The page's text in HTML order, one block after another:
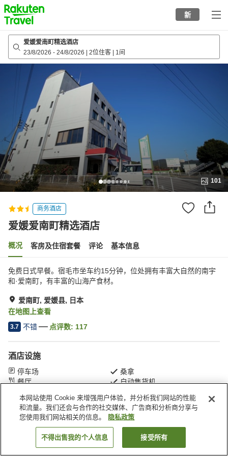
to
top
page
新
爱媛爱南町精选酒店
23/8/2026 - 24/8/2026 2位住客 1间
101
商务酒店
爱媛爱南町精选酒店
概况 客房及住宿套餐 评论 基本信息
免费日式早餐。宿毛市坐车约15分钟，位处拥有丰富大自然的南宇
和·爱南町，有丰富的山海产食材。
爱南町, 爱媛县, 日本
在地图上查看
3.7 不错 点评数: 117
酒店设施
停车场
桑拿
餐厅
自动售货机
首页 日本 爱媛县 爱南町 爱媛爱南町精选酒店
搜索客房
本网站使用 Cookie 来增强用户体验，并分析我们网站的性能
和流量。我们还会与合作的社交媒体、广告商和分析商分享与
您使用我们网站相关的信息。
隐私政策
不得出售我的个人信息 接受所有